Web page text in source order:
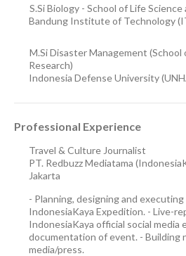
S.Si Biology - School of Life
Bandung Institute of Technology
M.Si Disaster Management
Research)
Indonesia Defense University
Professional Experience
Travel & Culture Journalist
PT. Redbuzz Mediatama
Jakarta
- Planning, designing and
IndonesiaKaya Expedition. - Live-
IndonesiaKaya official social media
documentation of event. - Building
media/press.